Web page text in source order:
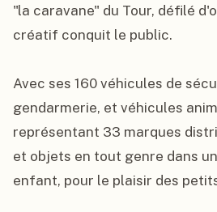
"la caravane" du Tour, défilé
créatif conquit le public.
Avec ses 160 véhicules de
gendarmerie, et véhicules
représentant 33 marques
et objets en tout genre dans
enfant, pour le plaisir des